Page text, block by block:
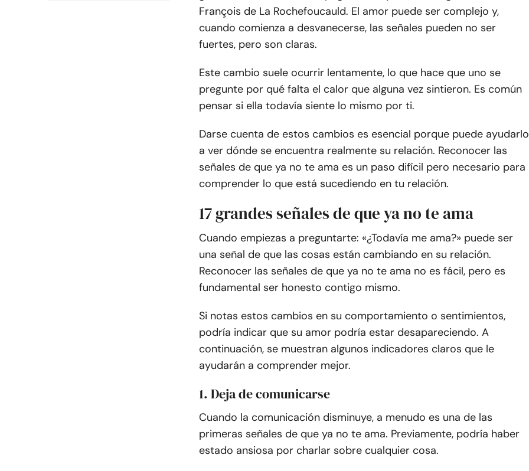
François de La Rochefoucauld. El amor puede ser complejo y,
cuando comienza a desvanecerse, las señales pueden no ser
fuertes, pero son claras.
Este cambio suele ocurrir lentamente, lo que hace que uno se
pregunte por qué falta el calor que alguna vez sintieron. Es común
pensar si ella todavía siente lo mismo por ti.
Darse cuenta de estos cambios es esencial porque puede ayudarlo
a ver dónde se encuentra realmente su relación. Reconocer las
señales de que ya no te ama es un paso difícil pero necesario para
comprender lo que está sucediendo en tu relación.
17 grandes señales de que ya no te ama
Cuando empiezas a preguntarte: «¿Todavía me ama?» puede ser
una señal de que las cosas están cambiando en su relación.
Reconocer las señales de que ya no te ama no es fácil, pero es
fundamental ser honesto contigo mismo.
Si notas estos cambios en su comportamiento o sentimientos,
podría indicar que su amor podría estar desapareciendo. A
continuación, se muestran algunos indicadores claros que le
ayudarán a comprender mejor.
1. Deja de comunicarse
Cuando la comunicación disminuye, a menudo es una de las
primeras señales de que ya no te ama. Previamente, podría haber
estado ansiosa por charlar sobre cualquier cosa.